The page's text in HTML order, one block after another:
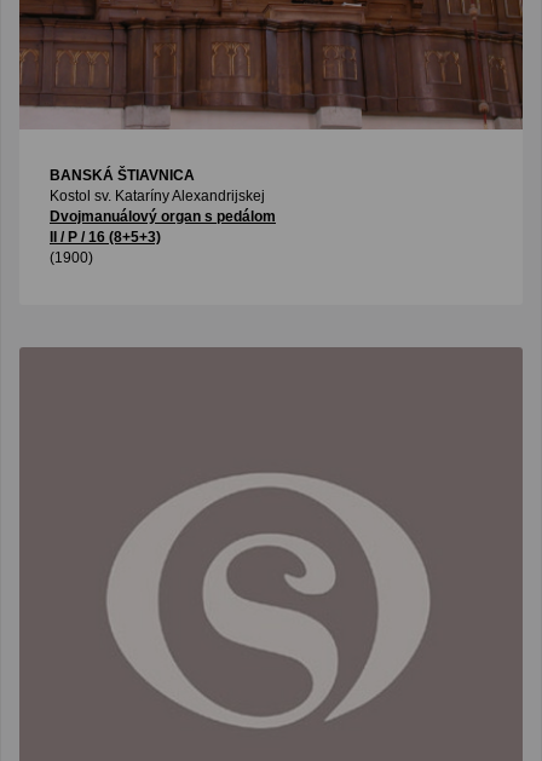
BANSKÁ ŠTIAVNICA
Kostol sv. Kataríny Alexandrijskej
Dvojmanuálový organ s pedálom
II / P / 16 (8+5+3)
(1900)